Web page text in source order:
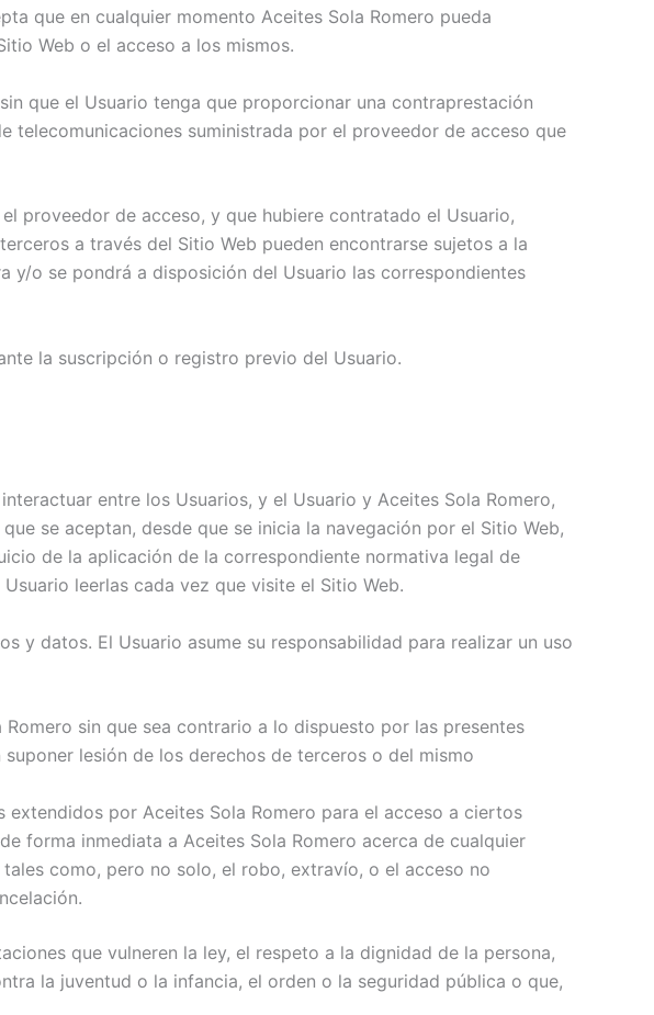
que en cualquier momento Aceites Sola Romero pueda
Web o el acceso a los mismos.
que el Usuario tenga que proporcionar una contraprestación
suministrada por el proveedor de acceso que
proveedor de acceso, y que hubiere contratado el Usuario,
a través del Sitio Web pueden encontrarse sujetos a la
o se pondrá a disposición del Usuario las correspondientes
la suscripción o registro previo del Usuario.
entre los Usuarios, y el Usuario y Aceites Sola Romero,
se aceptan, desde que se inicia la navegación por el Sitio Web,
de la aplicación de la correspondiente normativa legal de
leerlas cada vez que visite el Sitio Web.
y datos. El Usuario asume su responsabilidad para realizar un uso
sin que sea contrario a lo dispuesto por las presentes
lesión de los derechos de terceros o del mismo
por Aceites Sola Romero para el acceso a ciertos
forma inmediata a Aceites Sola Romero acerca de cualquier
como, pero no solo, el robo, extravío, o el acceso no
que vulneren la ley, el respeto a la dignidad de la persona,
la juventud o la infancia, el orden o la seguridad pública o que,